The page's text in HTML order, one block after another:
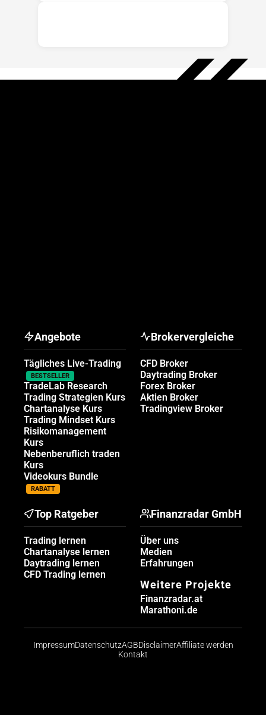
Angebote
Tägliches Live-Trading
BESTSELLER
TradeLab Research
Trading Strategien Kurs
Chartanalyse Kurs
Trading Mindset Kurs
Risikomanagement
Kurs
Nebenberuflich traden
Kurs
Videokurs Bundle
RABATT
Brokervergleiche
CFD Broker
Daytrading Broker
Forex Broker
Aktien Broker
Tradingview Broker
Top Ratgeber
Trading lernen
Chartanalyse lernen
Daytrading lernen
CFD Trading lernen
Finanzradar GmbH
Über uns
Medien
Erfahrungen
Weitere Projekte
Finanzradar.at
Marathoni.de
ImpressumDatenschutzAGBDisclaimerAffiliate werden
Kontakt